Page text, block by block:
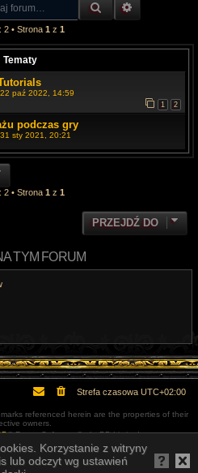
j
SZUKAJ
2 • Strona 1 z 1
Tematy
22 paź 2022, 14:59
1 2
podczas gry
31 sty 2021, 20:21
2 • Strona 1 z 1
PRZEJDŹ DO
TYM FORUM
Strefa czasowa UTC+02:00
referenced herein are the properties of their
owners.
® Forum Software © phpBB Limited
dostarczaphpBB.pl
osobowych|Regulamin
Korzystanie z witryny
lub odczyt wg ustawień